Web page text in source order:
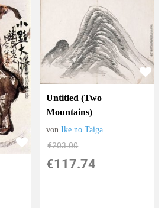
Untitled (Two
Mountains)
vonIke no Taiga
€203.00
€117.74